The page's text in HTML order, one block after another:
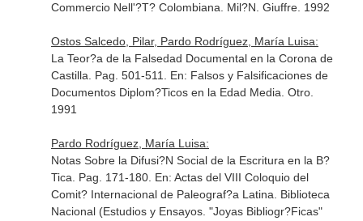
Commercio Nell'?T? Colombiana . Mil?N. Giuffre. 1992
Ostos Salcedo, Pilar, Pardo Rodríguez, María Luisa:
La Teor?a de la Falsedad Documental en la Corona de
Castilla. Pag. 501-511. En: Falsos y Falsificaciones de
Documentos Diplom?Ticos en la Edad Media . Otro.
1991
Pardo Rodríguez, María Luisa:
Notas Sobre la Difusi?N Social de la Escritura en la B?
Tica. Pag. 171-180. En: Actas del VIII Coloquio del
Comit? Internacional de Paleograf?a Latina . Biblioteca
Nacional (Estudios y Ensayos. "Joyas Bibliogr?Ficas"